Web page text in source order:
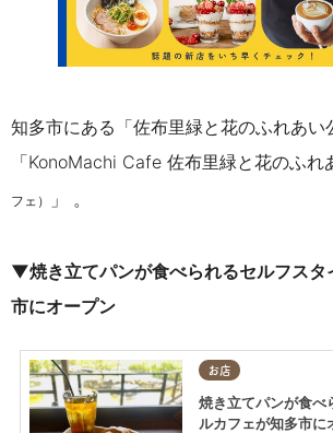
知多市にある「佐布里緑と花のふれあい
「KonoMachi Cafe 佐布里緑と花のふれ
フェ） 」 。
▼焼き立てパンが食べられるセルフスタ
市にオープン
お店
焼き立てパンが食べ
ルカフェが知多市